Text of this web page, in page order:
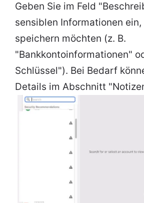
Geben Sie im Feld
sensiblen Informationen ein,
speichern möchten (z. B.
"Bankkontoinformationen"
Schlüssel"). Bei Bedarf
Details im Abschnitt